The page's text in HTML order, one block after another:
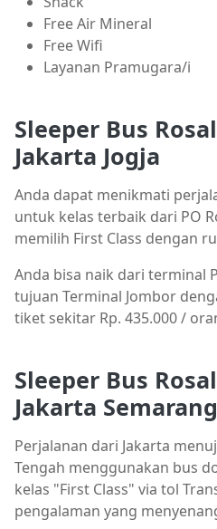
Free Air Mineral
Free Wifi
Layanan Pramugara/i
Sleeper Bus
Jakarta Jogja
Anda dapat menikmati
untuk kelas terbaik dari PO
memilih First Class dengan
Anda bisa naik dari terminal
tujuan Terminal Jombor
tiket sekitar Rp. 435.000 /
Sleeper Bus
Jakarta Semarang
Perjalanan dari Jakarta
Tengah menggunakan bus
kelas "First Class" via tol
pengalaman yang